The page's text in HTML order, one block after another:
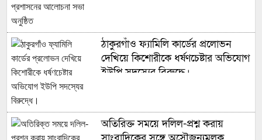
ঠাকুরগাঁও ফ্যামিলি কার্ডের প্রলোভন
দেখিয়ে কিশোরীকে ধর্ষণচেষ্টার অভিযোগ
ইউপি সদস্যের বিরুদ্ধে।
অতিরিক্ত সময়ে দলিল-প্রশ্ন করায়